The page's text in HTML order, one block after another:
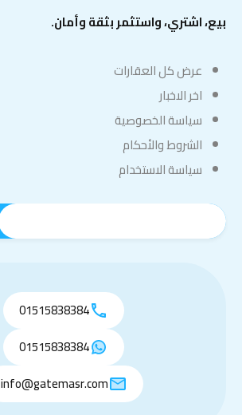
بيع، اشتري، واستثمر بثقة وأمان.
عرض كل العقارات
اخر الاخبار
سياسة الخصوصية
الشروط والأحكام
سياسة الاستخدام
01515838384
01515838384
info@gatemasr.com